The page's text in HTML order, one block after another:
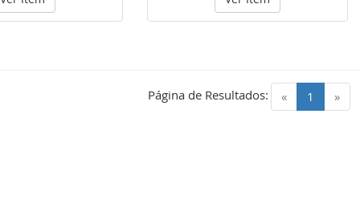
« 1 (current)
»
Página de Resultados: